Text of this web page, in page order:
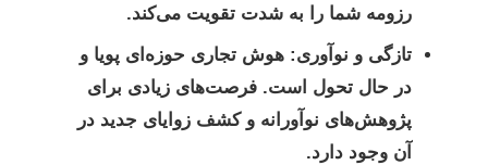
رزومه شما را به شدت تقویت می‌کند.
تازگی و نوآوری: هوش تجاری حوزه‌ای پویا و
در حال تحول است. فرصت‌های زیادی برای
پژوهش‌های نوآورانه و کشف زوایای جدید در
آن وجود دارد.